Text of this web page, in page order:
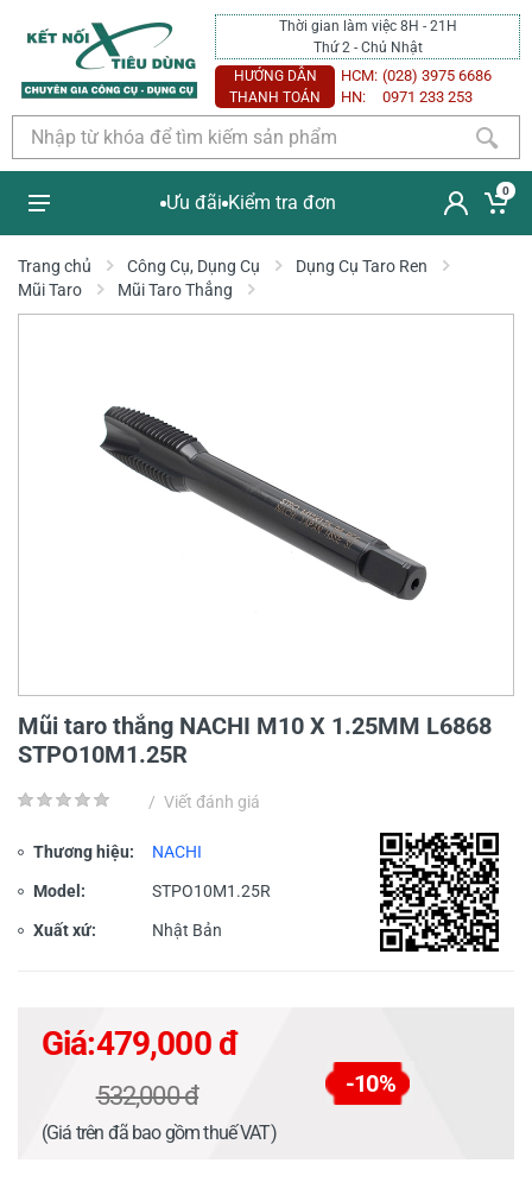
Thời gian làm việc 8H - 21H
Thứ 2 - Chủ Nhật
HƯỚNG DẪN
THANH TOÁN
HCM: (028) 3975 6686
HN:
0971 233 253
Ưu đãi Kiểm tra đơn
0
Trang chủ Công Cụ, Dụng Cụ
Dụng Cụ Taro Ren
Mũi Taro
Mũi Taro Thẳng
Mũi taro thắng NACHI M10 X 1.25MM L6868
STPO10M1.25R
/ Viết đánh giá
Thương hiệu: NACHI
Model: STPO10M1.25R
Xuất xứ: Nhật Bản
Giá:479,000 đ
532,000 đ -10%
(Giá trên đã bao gồm thuế VAT)